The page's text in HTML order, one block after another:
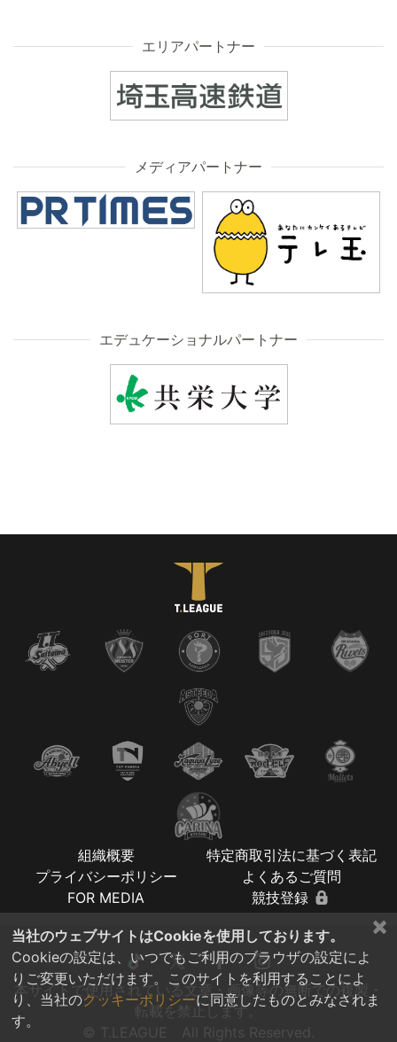
エリアパートナー
メディアパートナー
エデュケーショナルパートナー
組織概要
特定商取引法に基づく表記
プライバシーポリシー
よくあるご質問
FOR MEDIA
競技登録
本サイトで使用されている文章・画像等の無断での複製・
転載を禁止します。
© T.LEAGUE All Rights Reserved.
×
当社のウェブサイトはCookieを使用しております。
Cookieの設定は、いつでもご利用のブラウザの設定によ
りご変更いただけます。このサイトを利用することによ
り、当社のクッキーポリシーに同意したものとみなされま
す。